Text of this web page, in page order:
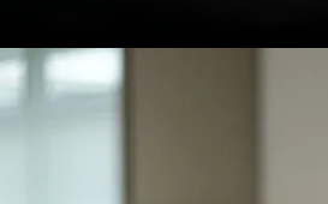
Opening